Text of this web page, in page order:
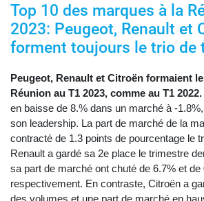
Top 10 des marques à la
2023: Peugeot, Renault et
forment toujours le trio de
Peugeot, Renault et Citroën formaient
Réunion au T1 2023, comme au T1 2022.
en baisse de 8.% dans un marché à -
son leadership. La part de marché de la
contracté de 1.3 points de pourcentage le
Renault a gardé sa 2e place le trimestre
sa part de marché ont chuté de 6.7% et de
respectivement. En contraste, Citroën a
des volumes et une part de marché en